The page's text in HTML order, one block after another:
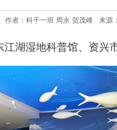
作者：科干一班 周永 贺茂峰 来源：
湖湿地科普馆、资兴